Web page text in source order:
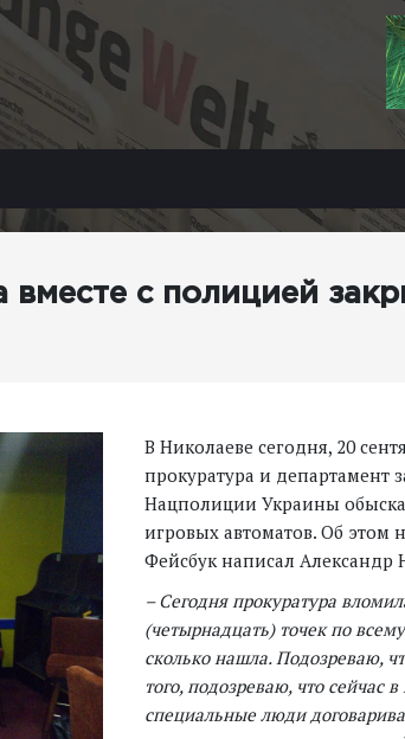
вместе с полицией
В Николаеве сегодня, 20
прокуратура и департамент
Нацполиции Украины
игровых автоматов. Об этом
Фейсбук написал Александр
– Сегодня прокуратура
(четырнадцать) точек по
сколько нашла. Подозреваю,
того, подозреваю, что сейчас
специальные люди